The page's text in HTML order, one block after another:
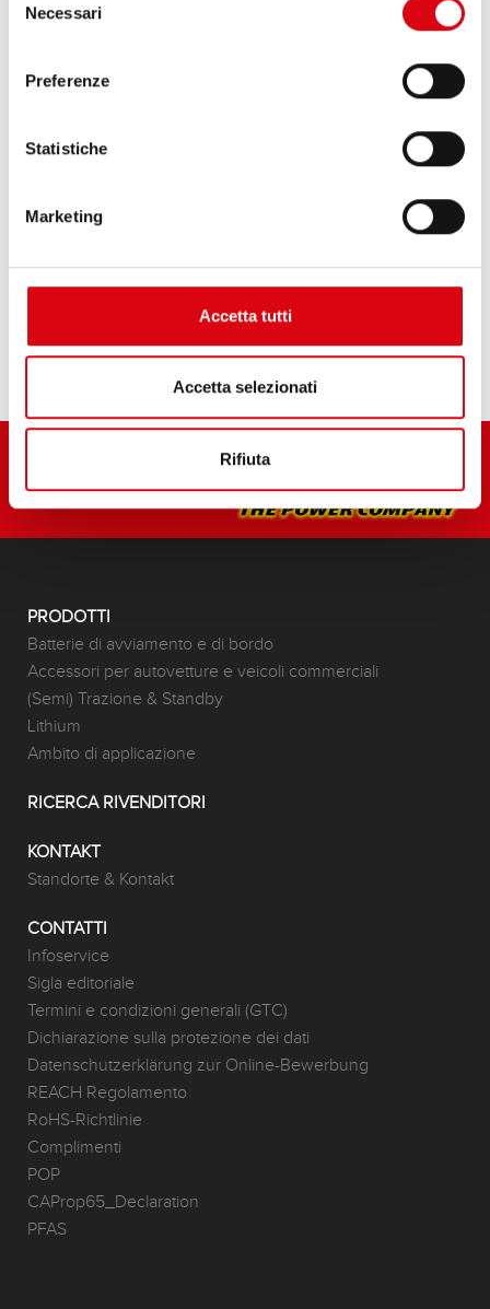
delNecessari
Preferenze
Statistiche
Marketing
Accetta tutti
Accetta selezionati
Rifiuta
Buffalo Bull EFB
incrementata esattamente secondo i requisiti
SERVIZIO DI VENDITA E INSTALLAZIONE >
PRODOTTI
Batterie di avviamento e di bordo
Accessori per autovetture e veicoli commerciali
(Semi) Trazione & Standby
Lithium
Ambito di applicazione
RICERCA RIVENDITORI
KONTAKT
Standorte & Kontakt
CONTATTI
Infoservice
Sigla editoriale
Termini e condizioni generali (GTC)
Dichiarazione sulla protezione dei dati
Datenschutzerklärung zur Online-Bewerbung
REACH Regolamento
RoHS-Richtlinie
Complimenti
POP
CAProp65_Declaration
PFAS